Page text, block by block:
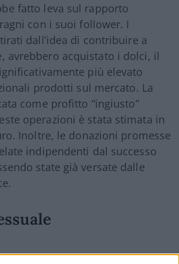
fatto leva sul rapporto
con i suoi follower. I
dall’idea di contribuire a
avrebbero acquistato i dolci, il
più elevato
prodotti sul mercato. La
come profitto “ingiusto”
operazioni è stata stimata in
Inoltre, le donazioni promesse
indipendenti dal successo
state già versate dalle